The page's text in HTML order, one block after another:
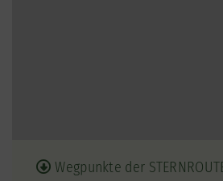
Wegpunkte der